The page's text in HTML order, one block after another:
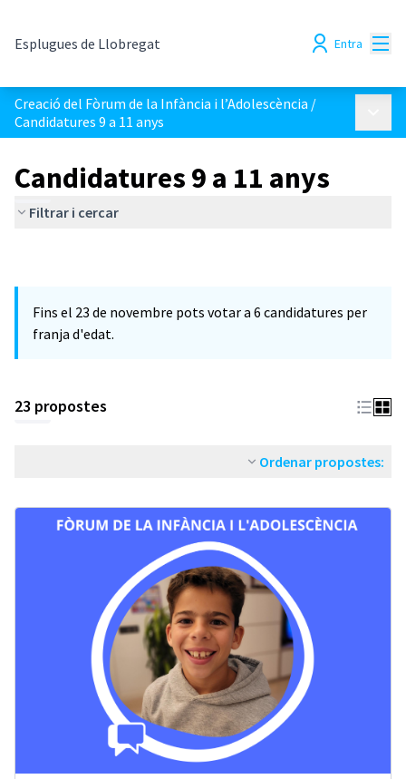
Esplugues de Llobregat Entra
Creació del Fòrum de la Infància i l’Adolescència /
Candidatures 9 a 11 anys
Candidatures 9 a 11 anys
Filtrar i cercar
Fins el 23 de novembre pots votar a 6 candidatures per
franja d'edat.
23 propostes
Ordenar propostes: